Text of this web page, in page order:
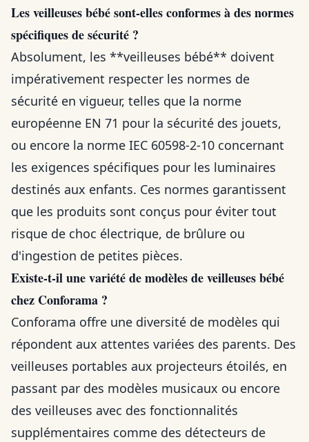
Les veilleuses bébé sont-elles conformes à des normes
spécifiques de sécurité ?
Absolument, les **veilleuses bébé** doivent
impérativement respecter les normes de
sécurité en vigueur, telles que la norme
européenne EN 71 pour la sécurité des jouets,
ou encore la norme IEC 60598-2-10 concernant
les exigences spécifiques pour les luminaires
destinés aux enfants. Ces normes garantissent
que les produits sont conçus pour éviter tout
risque de choc électrique, de brûlure ou
d'ingestion de petites pièces.
Existe-t-il une variété de modèles de veilleuses bébé
chez Conforama ?
Conforama offre une diversité de modèles qui
répondent aux attentes variées des parents. Des
veilleuses portables aux projecteurs étoilés, en
passant par des modèles musicaux ou encore
des veilleuses avec des fonctionnalités
supplémentaires comme des détecteurs de